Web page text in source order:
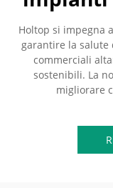
Holtop si impegna
garantire la salute
commerciali
sostenibili. La
migliorare